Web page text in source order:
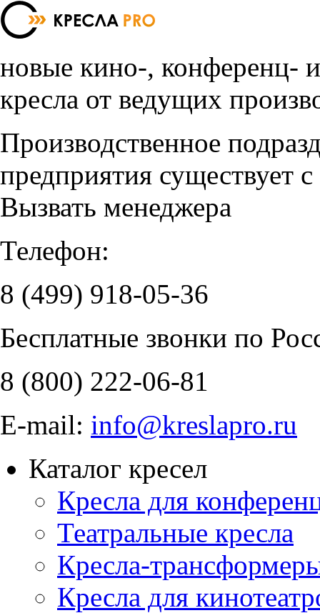
новые кино-, конференц-
кресла от ведущих
Производственное
предприятия существует
Вызвать менеджера
Телефон:
8 (499) 918-05-36
Бесплатные звонки по
8 (800) 222-06-81
E-mail: info@kreslapro.ru
Каталог кресел
Кресла для
Театральные кресла
Кресла-
Кресла для